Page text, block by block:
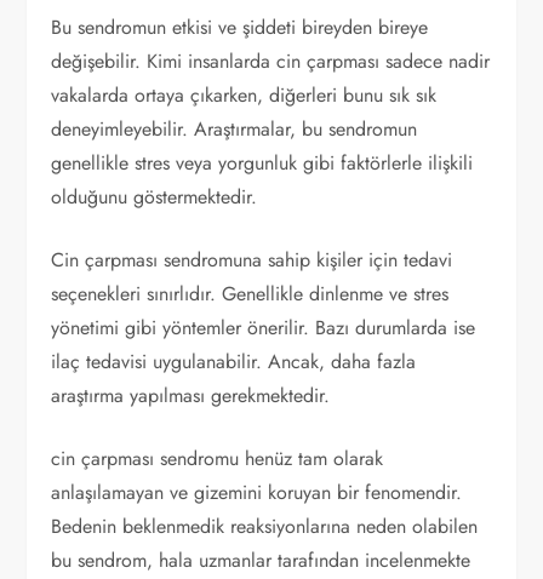
Bu sendromun etkisi ve şiddeti bireyden bireye
değişebilir. Kimi insanlarda cin çarpması sadece nadir
vakalarda ortaya çıkarken, diğerleri bunu sık sık
deneyimleyebilir. Araştırmalar, bu sendromun
genellikle stres veya yorgunluk gibi faktörlerle ilişkili
olduğunu göstermektedir.
Cin çarpması sendromuna sahip kişiler için tedavi
seçenekleri sınırlıdır. Genellikle dinlenme ve stres
yönetimi gibi yöntemler önerilir. Bazı durumlarda ise
ilaç tedavisi uygulanabilir. Ancak, daha fazla
araştırma yapılması gerekmektedir.
cin çarpması sendromu henüz tam olarak
anlaşılamayan ve gizemini koruyan bir fenomendir.
Bedenin beklenmedik reaksiyonlarına neden olabilen
bu sendrom, hala uzmanlar tarafından incelenmekte